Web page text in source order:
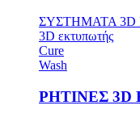
ΣΥΣΤΗΜΑΤΑ 3D
3D εκτυπωτής
Cure
Wash
ΡΗΤΙΝΕΣ